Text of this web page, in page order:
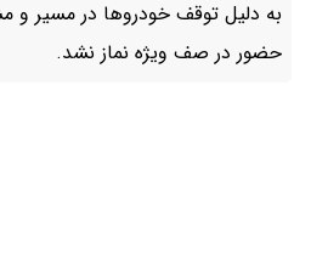
به دلیل توقف خودروها در مسیر و
حضور در صف ویژه نماز نشد.